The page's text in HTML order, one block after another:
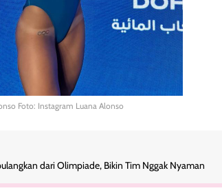
Foto: Instagram Luana Alonso
dari Olimpiade, Bikin Tim Nggak Nyaman